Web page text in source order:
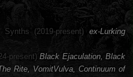
(2019-present) ex-Lurking
present) Black Ejaculation, Black
Rite, VomitVulva, Continuum of